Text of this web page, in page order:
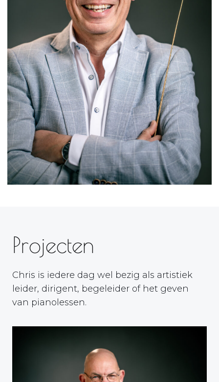
Projecten
Chris is iedere dag wel bezig als artistiek
leider, dirigent, begeleider of het geven
van pianolessen.